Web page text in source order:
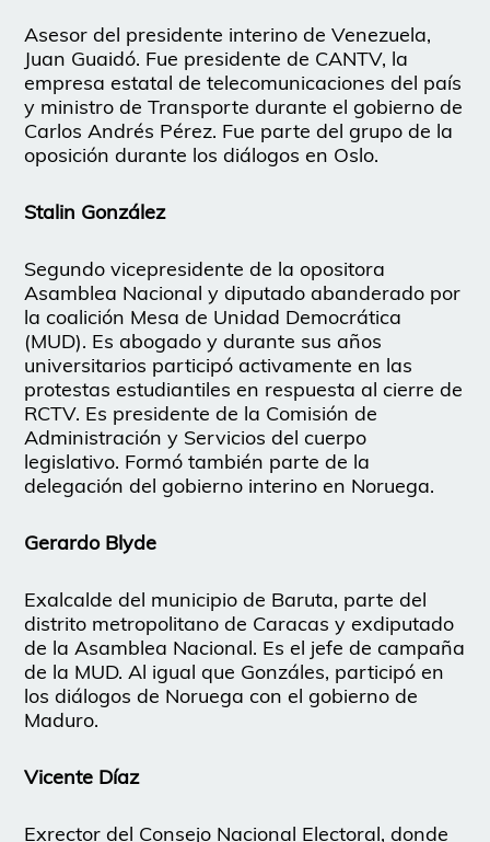
Asesor del presidente interino de Venezuela,
Juan Guaidó. Fue presidente de CANTV, la
empresa estatal de telecomunicaciones del país
y ministro de Transporte durante el gobierno de
Carlos Andrés Pérez. Fue parte del grupo de la
oposición durante los diálogos en Oslo.
Stalin González
Segundo vicepresidente de la opositora
Asamblea Nacional y diputado abanderado por
la coalición Mesa de Unidad Democrática
(MUD). Es abogado y durante sus años
universitarios participó activamente en las
protestas estudiantiles en respuesta al cierre de
RCTV. Es presidente de la Comisión de
Administración y Servicios del cuerpo
legislativo. Formó también parte de la
delegación del gobierno interino en Noruega.
Gerardo Blyde
Exalcalde del municipio de Baruta, parte del
distrito metropolitano de Caracas y exdiputado
de la Asamblea Nacional. Es el jefe de campaña
de la MUD. Al igual que Gonzáles, participó en
los diálogos de Noruega con el gobierno de
Maduro.
Vicente Díaz
Exrector del Consejo Nacional Electoral, donde